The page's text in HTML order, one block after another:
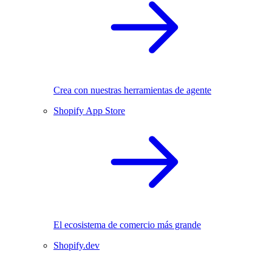
Crea con nuestras herramientas de agente
Shopify App Store
El ecosistema de comercio más grande
Shopify.dev